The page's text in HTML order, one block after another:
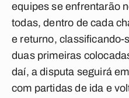
equipes se enfrentarão
todas, dentro de cada
e returno, classificando-
duas primeiras
daí, a disputa seguirá
com partidas de ida e